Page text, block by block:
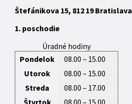
Štefánikova 15, 812 19Bratislava
1. poschodie
Úradné hodiny
Pondelok
08.00 – 15.00
Utorok
08.00 – 15.00
Streda
08.00 – 17.00
Štvrtok
08.00 – 15.00